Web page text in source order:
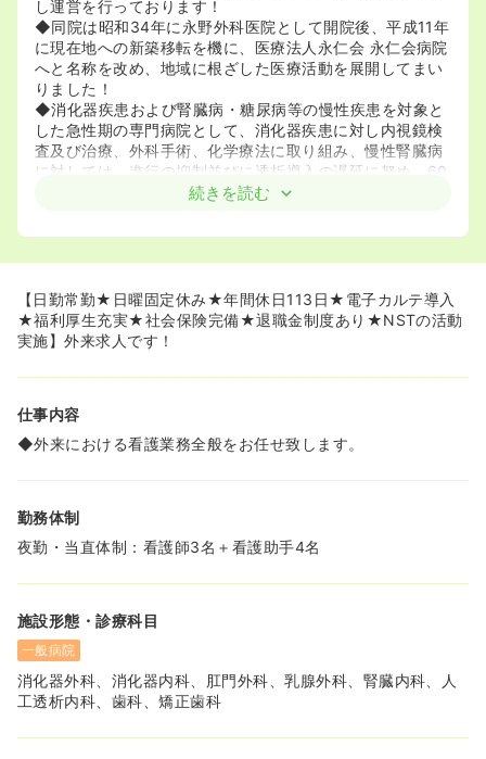
し運営を行っております！
◆同院は昭和34年に永野外科医院として開院後、平成11年
に現在地への新築移転を機に、医療法人永仁会 永仁会病院
へと名称を改め、地域に根ざした医療活動を展開してまい
りました！
◆消化器疾患および腎臓病・糖尿病等の慢性疾患を対象と
した急性期の専門病院として、消化器疾患に対し内視鏡検
査及び治療、外科手術、化学療法に取り組み、慢性腎臓病
に対しては、進行の抑制並びに透析導入の遅延に努め、60
床の人工透析ベッドを備え日中と夜間に血液浄化のための
東北で始めてNST（栄養サポートチーム）を取り入れた病
院です。NSTとは、患者様に最良の栄養療法を提供するた
めに、医師、看護師、薬剤師、管理栄養士、臨床検査技師
◆患者様の栄養状態を評価し、適切な栄養療法を提案、実
防、早期快復をめざしチームで取り組んでいます。！
◆今後も日本医療機能評価機構の認定病院として、安全で
チーム医療の充実に努めてまいります！
《認定看護師も在籍中です★》
◆皮膚排泄ケア認定看護：皮膚排泄ケア認定看護師は、創
膀胱）、失禁（尿・便）などに伴い生じる問題を評価し、
う努めています。また皮膚や日常生活の相談、心の悩みを
含めた全人的ケアを実践しQOL（生活の質）の向上につな
がるようケアを行っています！
◆緩和ケア認定看護師：「緩和ケア」とは、病気に直面し
ている患者様とその家族に対して、病気の早期より痛みや
続きを読む
【日勤常勤★日曜固定休み★年間休日113日★電子カルテ導入
★福利厚生充実★社会保険完備★退職金制度あり★NSTの活動
実施】外来求人です！
仕事内容
◆外来における看護業務全般をお任せ致します。
勤務体制
夜勤・当直体制：看護師3名＋看護助手4名
施設形態・診療科目
一般病院
消化器外科、消化器内科、肛門外科、乳腺外科、腎臓内科、人
工透析内科、歯科、矯正歯科